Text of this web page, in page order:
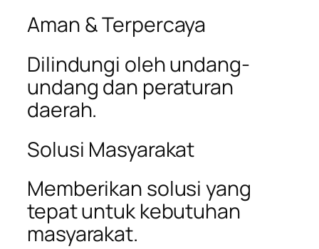
Aman & Terpercaya
Dilindungi oleh undang-
undang dan peraturan
daerah.
Solusi Masyarakat
Memberikan solusi yang
tepat untuk kebutuhan
masyarakat.